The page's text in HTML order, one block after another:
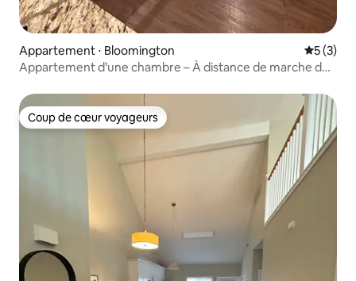
Appartement ⋅ Bloomington
5 (3)
Appartement d’une chambre – À distance de marche du
Coup de cœur voyageurs
Coup de cœur voyageurs